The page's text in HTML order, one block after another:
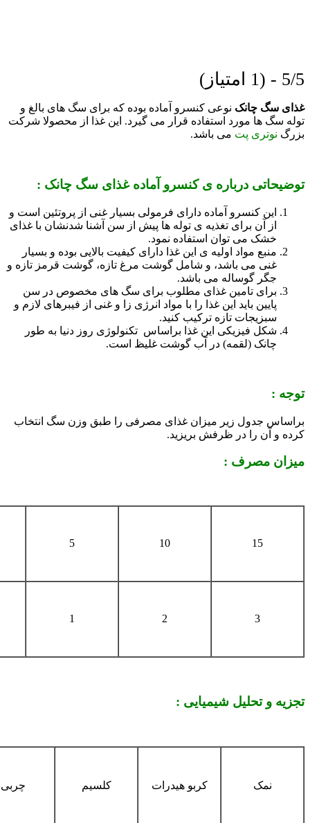
5/5 - (1 امتیاز)
غذای سگ چانک نوعی کنسرو آماده بوده که برای سگ های بالغ و
توله سگ ها مورد استفاده قرار می گیرد. این غذا از محصولا شرکت
بزرگ نوتری پت می باشد.
توضیحاتی درباره ی کنسرو آماده غذای سگ چانک :
این کنسرو آماده دارای فرمولی بسیار غنی از پروتئین است و
از آن برای تغذیه ی توله ها پیش از سن آشنا شدنشان با غذای
خشک می توان استفاده نمود.
منبع مواد اولیه ی این غذا دارای کیفیت بالایی بوده و بسیار
غنی می باشد، و شامل گوشت مرغ تازه، گوشت قرمز تازه و
جگر گوساله می باشد.
برای تامین غذای مطلوب برای سگ های مخصوص در سن
پایین باید این غذا را با مواد انرژی زا و غنی از فیبرهای لازم و
سبزیجات تازه ترکیب کنید.
شکل فیزیکی این غذا براساس تکنولوژی روز دنیا به طور
چانک (لقمه) در آب گوشت غلیظ است.
توجه :
براساس جدول زیر میزان غذای مصرفی را طبق وزن سگ انتخاب
کرده و آن را در ظرفش بریزید.
میزان مصرف :
15
10
5
3
2
1
تجزیه و تحلیل شیمیایی :
نمک کربو هیدرات کلسیم چربی